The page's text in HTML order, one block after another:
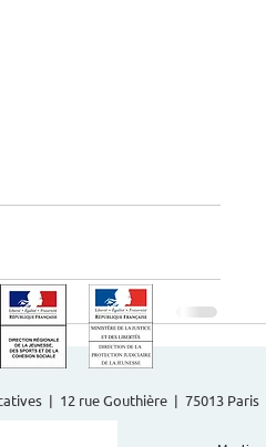
| 12 rue Gouthière | 75013 Paris